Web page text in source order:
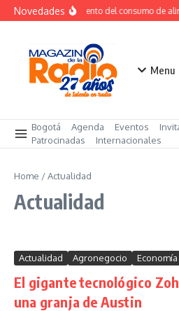
Saltar al contenido
NovedadesCrecimiento del consumo de
Menu
Bogotá Agenda Eventos
Patrocinadas
Internacionales
Home /Actualidad
Actualidad
Actualidad Agronegocio Economía
El gigante tecnológico
una granja de Austin